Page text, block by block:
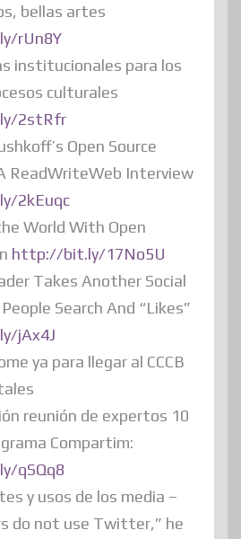
bellas artes
rUn8Y
institucionales para los
culturales
2stRfr
Open Source
ReadWriteWeb Interview
2kEuqc
World With Open
http://bit.ly/17No5U
Takes Another Social
Search And “Likes”
jAx4J
ya para llegar al CCCB
reunión de expertos 10
Compartim:
qSQq8
y usos de los media –
do not use Twitter,” he